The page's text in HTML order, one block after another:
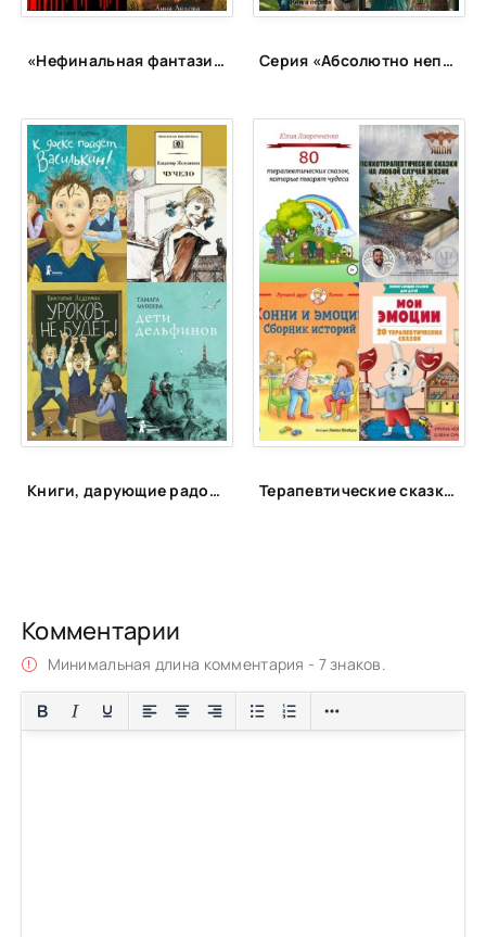
«Нефинальная фантазия»: лонг-лист Серия «Абсолютно неправильные люди»
Книги, дарующие радость Терапевтические сказки для детей!
Комментарии
Минимальная длина комментария - 7 знаков.